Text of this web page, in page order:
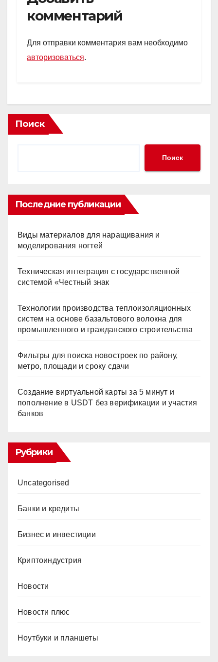
s
A
p
p
o
kl
a
ss
gr
a
m
и
комментарий
Для отправки комментария вам необходимо
авторизоваться.
Поиск
Поиск
Последние публикации
Виды материалов для наращивания и
моделирования ногтей
Техническая интеграция с государственной
системой «Честный знак
Технологии производства теплоизоляционных
систем на основе базальтового волокна для
промышленного и гражданского строительства
Фильтры для поиска новостроек по району,
метро, площади и сроку сдачи
Создание виртуальной карты за 5 минут и
пополнение в USDT без верификации и участия
банков
Рубрики
Uncategorised
Банки и кредиты
Бизнес и инвестиции
Криптоиндустрия
Новости
Новости плюс
Ноутбуки и планшеты